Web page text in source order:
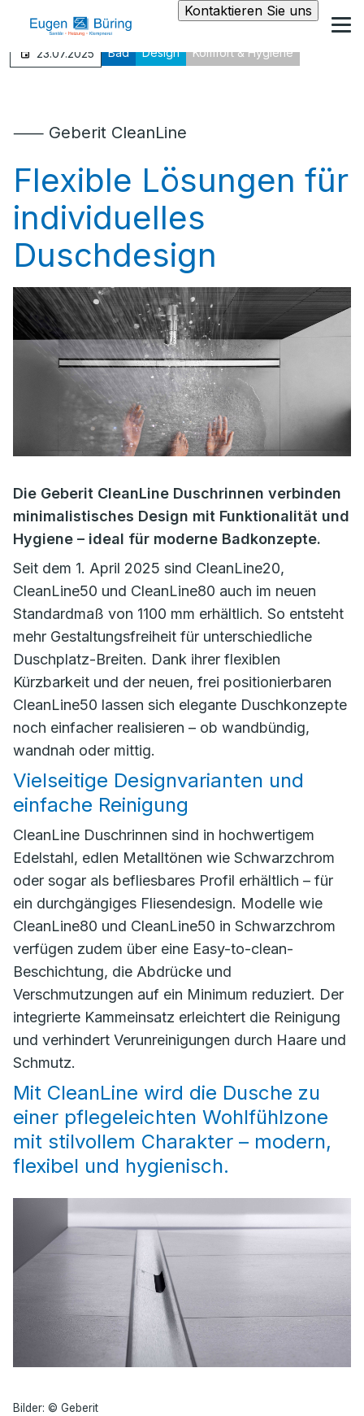
Kontaktieren Sie uns
23.07.2025 Bad Design Komfort & Hygiene
⸺ Geberit CleanLine
Flexible Lösungen für
individuelles
Duschdesign
Die Geberit CleanLine Duschrinnen verbinden
minimalistisches Design mit Funktionalität und
Hygiene – ideal für moderne Badkonzepte.
Seit dem 1. April 2025 sind CleanLine20,
CleanLine50 und CleanLine80 auch im neuen
Standardmaß von 1100 mm erhältlich. So entsteht
mehr Gestaltungsfreiheit für unterschiedliche
Duschplatz-Breiten. Dank ihrer flexiblen
Kürzbarkeit und der neuen, frei positionierbaren
CleanLine50 lassen sich elegante Duschkonzepte
noch einfacher realisieren – ob wandbündig,
wandnah oder mittig.
Vielseitige Designvarianten und
einfache Reinigung
CleanLine Duschrinnen sind in hochwertigem
Edelstahl, edlen Metalltönen wie Schwarzchrom
oder sogar als befliesbares Profil erhältlich – für
ein durchgängiges Fliesendesign. Modelle wie
CleanLine80 und CleanLine50 in Schwarzchrom
verfügen zudem über eine Easy-to-clean-
Beschichtung, die Abdrücke und
Verschmutzungen auf ein Minimum reduziert. Der
integrierte Kammeinsatz erleichtert die Reinigung
und verhindert Verunreinigungen durch Haare und
Schmutz.
Mit CleanLine wird die Dusche zu
einer pflegeleichten Wohlfühlzone
mit stilvollem Charakter – modern,
flexibel und hygienisch.
Bilder: © Geberit